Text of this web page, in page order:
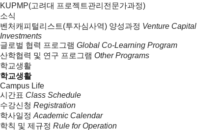
KUPMP(고려대 프로젝트관리전문가과정)
소식
벤처캐피털리스트(투자심사역) 양성과정 Venture Capital
Investments
글로벌 협력 프로그램 Global Co-Learning Program
산학협력 및 연구 프로그램 Other Programs
학교생활
학교생활
Campus Life
시간표 Class Schedule
수강신청 Registration
학사일정 Academic Calendar
학칙 및 제규정 Rule for Operation